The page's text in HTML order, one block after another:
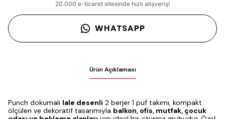
WHATSAPP
Ürün Açıklaması
Punch dokumalı lale desenli 2 berjer 1 puf takımı, kompakt
ölçüleri ve dekoratif tasarımıyla balkon, ofis, mutfak, çocuk